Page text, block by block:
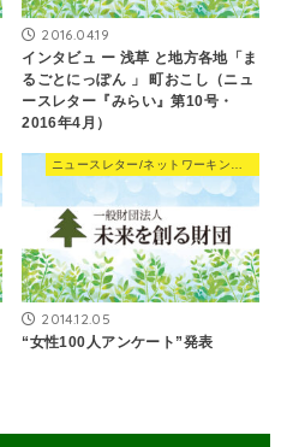
2016.04.19
インタビュ ー 浅草 と地方各地「ま
るごとにっぽん 」 町おこし（ニュ
ースレター『みらい』第10号・
2016年4月）
2014.12.05
“女性100人アンケート”発表